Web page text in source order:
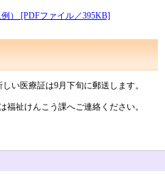
） [PDFファイル／395KB]
い医療証は9月下旬に郵送します。
福祉けんこう課へご連絡ください。